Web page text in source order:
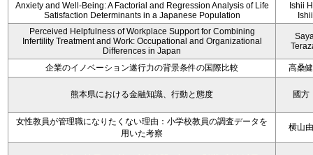
Anxiety and Well-Being: A Factorial and Regression Analysis of Life
Satisfaction Determinants in a Japanese Population
Ishii
Perceived Helpfulness of Workplace Support for Combining
Infertility Treatment and Work: Occupational and Organizational
Differences in Japan
企業のイノベーション遂行力の背景条件の国際比較 高桑
熊本県における金融知識、行動と態度 國
女性教員が管理職になりたくない理由：小学校教員の調査データを
用いた考察
横山